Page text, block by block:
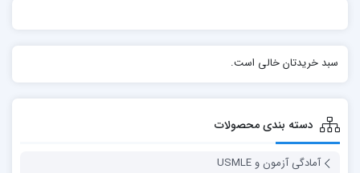
سبد خریدتان خالی است.
دسته بندی محصولات
آمادگی آزمون و USMLE